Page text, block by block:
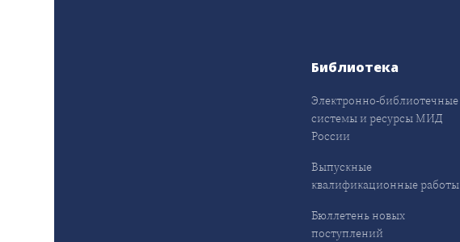
Библиотека
Электронно-библиотечные
системы и ресурсы МИД
России
Выпускные
квалификационные работы
Бюллетень новых
поступлений